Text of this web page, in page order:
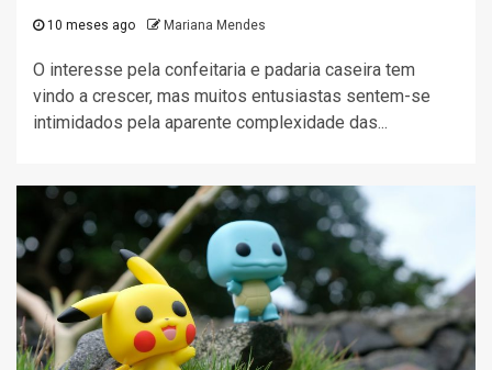
10 meses ago Mariana Mendes
O interesse pela confeitaria e padaria caseira tem
vindo a crescer, mas muitos entusiastas sentem-se
intimidados pela aparente complexidade das...